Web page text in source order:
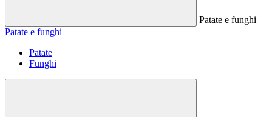
Patate e funghi
Patate e funghi
Patate
Funghi